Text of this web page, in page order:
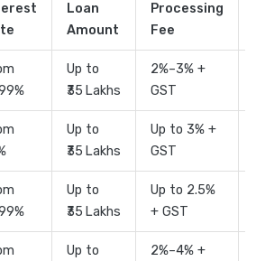
Loan
Amount
Processing
Fee
Up to
₹35 Lakhs
2%–3% +
GST
Up to
₹35 Lakhs
Up to 3% +
GST
Up to
₹35 Lakhs
Up to 2.5%
+ GST
Up to
2%–4% +